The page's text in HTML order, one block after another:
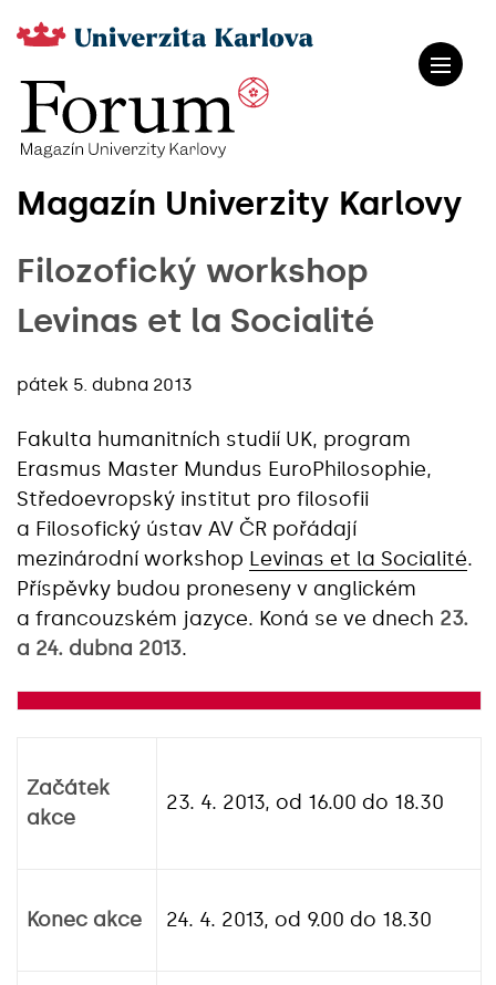
Magazín Univerzity Karlovy
Filozofický workshop
Levinas et la Socialité
pátek 5. dubna 2013
Fakulta humanitních studií UK, program
Erasmus Master Mundus EuroPhilosophie,
Středoevropský institut pro filosofii
a Filosofický ústav AV ČR pořádají
mezinárodní workshop Levinas et la Socialité.
Příspěvky budou proneseny v anglickém
a francouzském jazyce. Koná se ve dnech 23.
a 24. dubna 2013.
Začátek
akce
23. 4. 2013, od 16.00 do 18.30
Konec akce 24. 4. 2013, od 9.00 do 18.30